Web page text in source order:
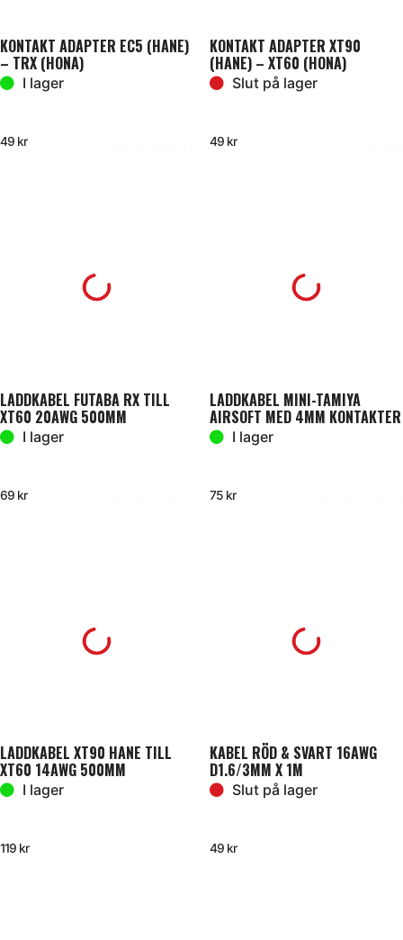
KONTAKT ADAPTER EC5 (HANE)
– TRX (HONA)
I lager
49 kr
KONTAKT ADAPTER XT90
(HANE) – XT60 (HONA)
Slut på lager
49 kr
LADDKABEL FUTABA RX TILL
XT60 20AWG 500MM
I lager
69 kr
LADDKABEL MINI-TAMIYA
AIRSOFT MED 4MM KONTAKTER
(REV)I lager
75 kr
LADDKABEL XT90 HANE TILL
XT60 14AWG 500MM
I lager
119 kr
KABEL RÖD & SVART 16AWG
D1.6/3MM X 1M
Slut på lager
49 kr